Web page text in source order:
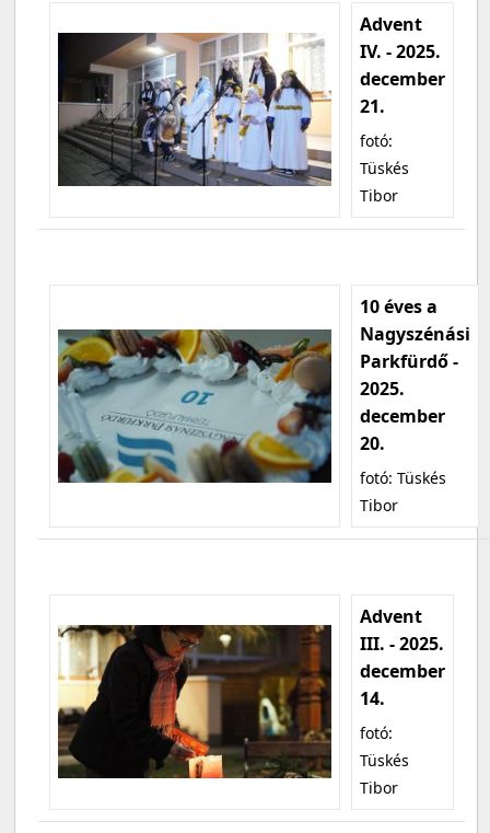
Advent
IV. - 2025.
december
21.
fotó:
Tüskés
Tibor
10 éves a
Nagyszénási
Parkfürdő -
2025.
december
20.
fotó: Tüskés
Tibor
Advent
III. - 2025.
december
14.
fotó:
Tüskés
Tibor